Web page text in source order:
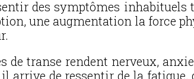
des symptômes inhabituels
une augmentation la force
de transe rendent nerveux,
arrive de ressentir de la fatigue,